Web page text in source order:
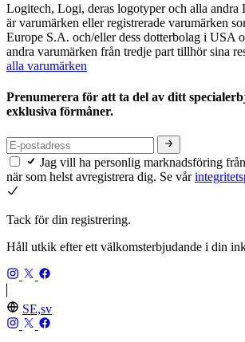
Logitech, Logi, deras logotyper och alla andra
är varumärken eller registrerade varumärken
Europe S.A. och/eller dess dotterbolag i USA
andra varumärken från tredje part tillhör sina
alla varumärken
Prenumerera för att ta del av ditt
exklusiva förmåner.
Jag vill ha personlig marknadsföring
när som helst avregistrera dig. Se vår
Tack för din registrering.
Håll utkik efter ett välkomsterbjudande i din
SE,sv